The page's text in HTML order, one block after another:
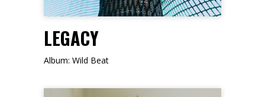
LEGACY
Album: Wild Beat